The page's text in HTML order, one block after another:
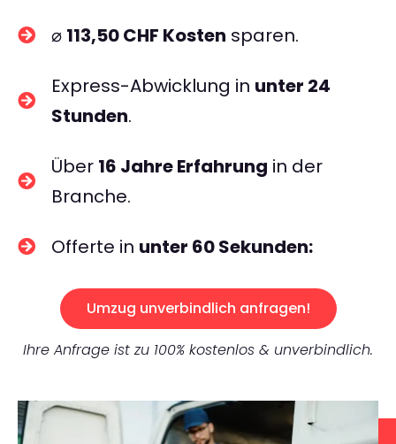
⌀ 113,50 CHF Kosten sparen.
Express-Abwicklung in unter 24
Stunden.
Über 16 Jahre Erfahrung in der
Branche.
Offerte in unter 60 Sekunden:
Umzug unverbindlich anfragen!
Ihre Anfrage ist zu 100% kostenlos & unverbindlich.